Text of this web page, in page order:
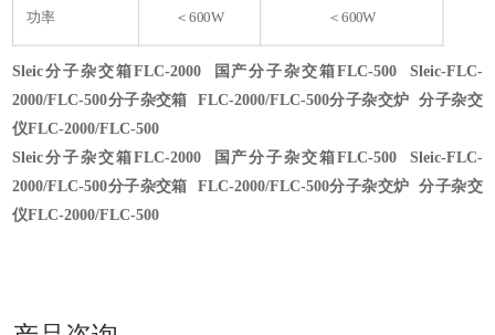
功率 ＜600W ＜600W
Sleic分子杂交箱FLC-2000 国产分子杂交箱FLC-500 Sleic-FLC-
2000/FLC-500分子杂交箱 FLC-2000/FLC-500分子杂交炉 分子杂交
仪FLC-2000/FLC-500
Sleic分子杂交箱FLC-2000 国产分子杂交箱FLC-500 Sleic-FLC-
2000/FLC-500分子杂交箱 FLC-2000/FLC-500分子杂交炉 分子杂交
仪FLC-2000/FLC-500